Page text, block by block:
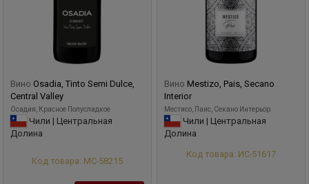
Вино Osadia, Tinto Semi Dulce,
Central Valley
Осадия, Красное Полусладкое
Чили | Центральная
Долина
Код товара: МС-58215
Вино Mestizo, Pais, Secano
Interior
Местисо, Паис, Секано Интерьор
Чили | Центральная
Долина
Код товара: ИС-51617